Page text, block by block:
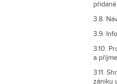
3.8.
3.9.
3.10.
a
3.11.
zániku